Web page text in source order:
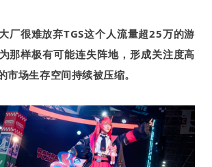
厂很难放弃TGS这个人流量超25万的游
那样极有可能连失阵地，形成关注度高
市场生存空间持续被压缩。